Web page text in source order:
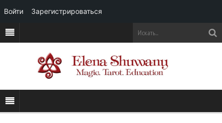
Войти Зарегистрироваться